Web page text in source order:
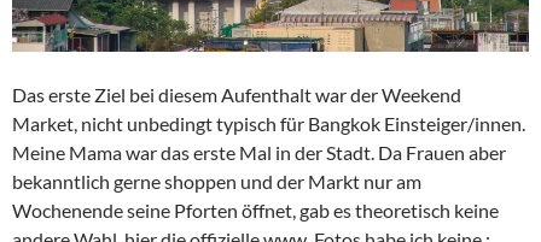
Das erste Ziel bei diesem Aufenthalt war der Weekend
Market, nicht unbedingt typisch für Bangkok Einsteiger/innen.
Meine Mama war das erste Mal in der Stadt. Da Frauen aber
bekanntlich gerne shoppen und der Markt nur am
Wochenende seine Pforten öffnet, gab es theoretisch keine